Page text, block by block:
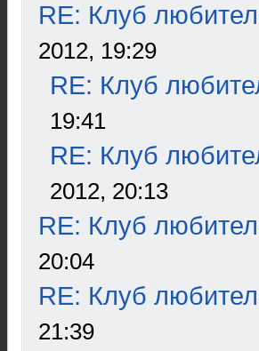
RE: Клуб
2012, 19:29
RE: Клуб
19:41
RE: Клуб
2012, 20:13
RE: Клуб
20:04
RE: Клуб
21:39